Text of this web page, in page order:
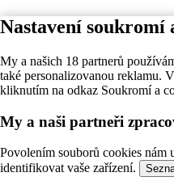
Nastavení soukromí
My a našich 18 partnerů
také personalizovanou reklamu.
kliknutím na odkaz Soukromí a
My a naši partneři
Povolením souborů cookies nám
identifikovat vaše zařízení.